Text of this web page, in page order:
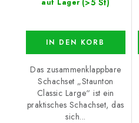
auf Lager
IN DEN KORB
Das zusammenklappbare
Schachset „Staunton
Classic Large“ ist ein
praktisches Schachset, das
sich...